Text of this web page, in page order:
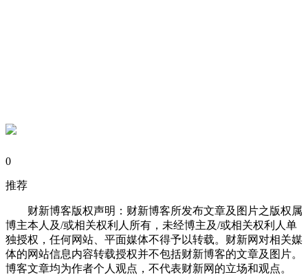
0
推荐
财新博客版权声明：财新博客所发布文章及图片之版权属
博主本人及/或相关权利人所有，未经博主及/或相关权利人单
独授权，任何网站、平面媒体不得予以转载。财新网对相关媒
体的网站信息内容转载授权并不包括财新博客的文章及图片。
博客文章均为作者个人观点，不代表财新网的立场和观点。